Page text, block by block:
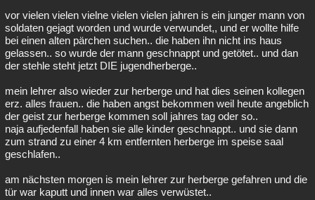
vor vielen vielen vielne vielen vielen jahren is ein junger mann von
soldaten gejagt worden und wurde verwundet,, und er wollte hilfe
bei einen alten pärchen suchen.. die haben ihn nicht ins haus
gelassen.. so wurde der mann geschnappt und getötet.. und dan
der stehle steht jetzt DIE jugendherberge..
mein lehrer also wieder zur herberge und hat dies seinen kollegen
erz. alles frauen.. die haben angst bekommen weil heute angeblich
der geist zur herberge kommen soll jahres tag oder so..
naja aufjedenfall haben sie alle kinder geschnappt.. und sie dann
zum strand zu einer 4 km entfernten herberge im speise saal
geschlafen..
am nächsten morgen is mein lehrer zur herberge gefahren und die
tür war kaputt und innen war alles verwüstet..